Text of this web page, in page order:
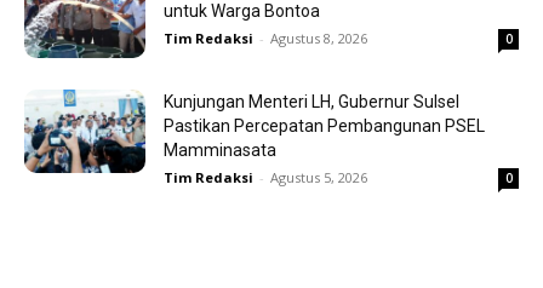
untuk Warga Bontoa
Tim Redaksi - Agustus 8, 2026 0
Kunjungan Menteri LH, Gubernur Sulsel
Pastikan Percepatan Pembangunan PSEL
Mamminasata
Tim Redaksi - Agustus 5, 2026 0